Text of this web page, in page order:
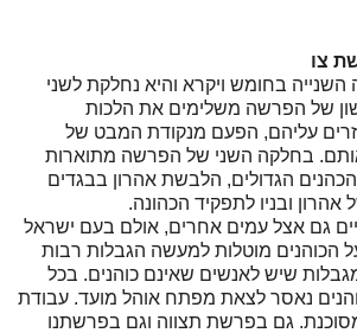
צו
בחומש ויקרא והיא נחלקת לשני
של הפרשה משלימים את הלכות
עליהם, הפעם מנקודת המבט של
בחלקה השני של הפרשה מתוארות
הגדולים, הלבשת אהרון בבגדים
ובניו לתפקיד הכהונה.
גם אצל עמים אחרים, אולם בעם ישראל
הכוהנים מוטלות למעשה הגבלות רבות
שיש לאנשים שאינם כוהנים. בכל
נאסר לצאת מפתח אוהל מועד. עבודת
גם בפרשת תצווה וגם בפרשתנו